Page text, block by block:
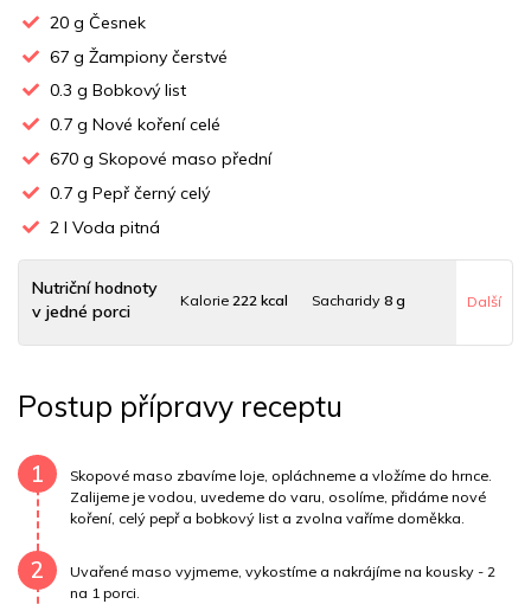
20 g Česnek
67 g Žampiony čerstvé
0.3 g Bobkový list
0.7 g Nové koření celé
670 g Skopové maso přední
0.7 g Pepř černý celý
2 l Voda pitná
Nutriční hodnoty
v jedné porci
Kalorie222 kcal Sacharidy 8 g
Uhlovodany 7 g Cholesterol 53.6 mg
Draslík 450.6 mg Vláknina 3415.3 mg
Vitamín A3415.3 mg Vitamín B60.1 mg
Vitamín B120 mg Vitamín C 20.6 mg
Další
Postup přípravy receptu
1
Skopové maso zbavíme loje, opláchneme a vložíme do hrnce.
Zalijeme je vodou, uvedeme do varu, osolíme, přidáme nové
koření, celý pepř a bobkový list a zvolna vaříme doměkka.
2
Uvařené maso vyjmeme, vykostíme a nakrájíme na kousky - 2
na 1 porci.